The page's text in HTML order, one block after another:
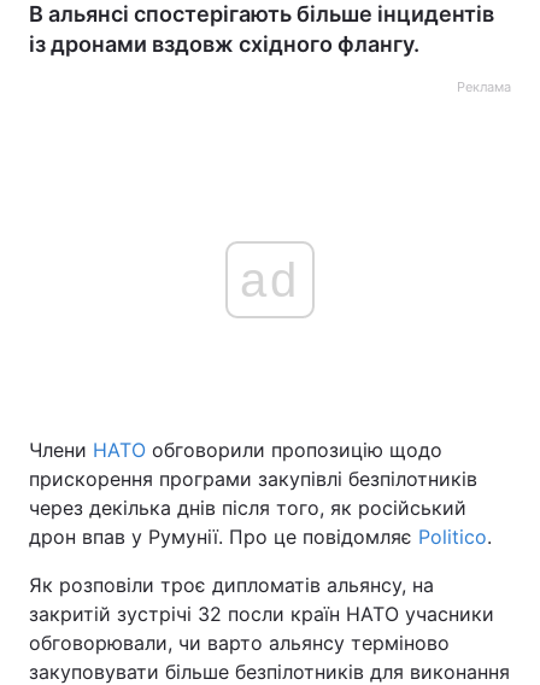
В альянсі спостерігають більше інцидентів
із дронами вздовж східного флангу.
Реклама
ad
Члени НАТО обговорили пропозицію щодо
прискорення програми закупівлі безпілотників
через декілька днів після того, як російський
дрон впав у Румунії. Про це повідомляє Politico.
Як розповіли троє дипломатів альянсу, на
закритій зустрічі 32 посли країн НАТО учасники
обговорювали, чи варто альянсу терміново
закуповувати більше безпілотників для виконання